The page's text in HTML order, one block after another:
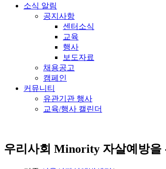
소식 알림
공지사항
센터소식
교육
행사
보도자료
채용공고
캠페인
커뮤니티
유관기관 행사
교육/행사 캘린더
우리사회 Minority 자살예방을